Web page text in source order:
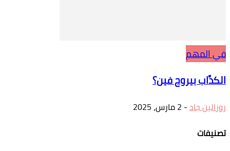
في المهم
الكدَّاب بيروح فين؟
روزالين جاد- 2 مارس، 2025
تصنيفات